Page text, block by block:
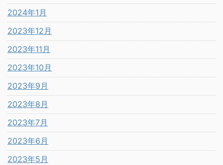
2024年1月
2023年12月
2023年11月
2023年10月
2023年9月
2023年8月
2023年7月
2023年6月
2023年5月